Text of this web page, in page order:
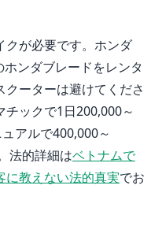
クが必要です。ホンダ
ンダブレードをレンタ
ーターは避けてくださ
ックで1日200,000～
アルで400,000～
法的詳細はベトナムで
に教えない法的真実でお